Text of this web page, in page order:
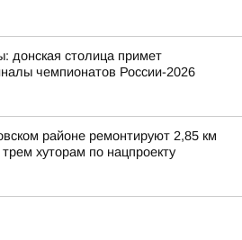
донская столица примет
чемпионатов России-2026
районе ремонтируют 2,85 км
трем хуторам по нацпроекту